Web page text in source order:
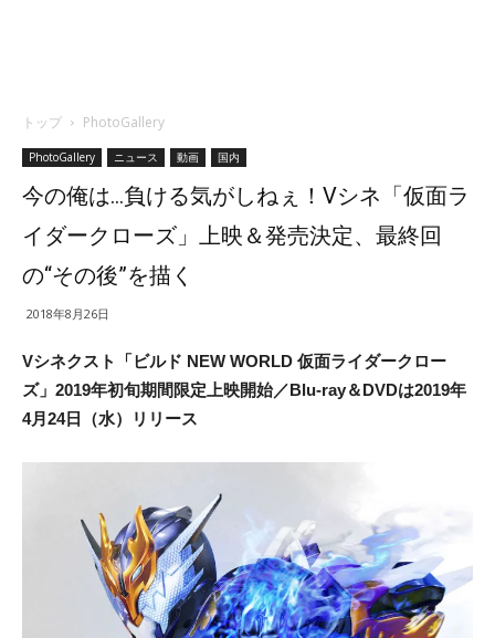
トップ PhotoGallery
PhotoGallery ニュース 動画 国内
今の俺は…負ける気がしねぇ！Vシネ「仮面ラ
イダークローズ」上映＆発売決定、最終回
の“その後”を描く
2018年8月26日
Vシネクスト「ビルド NEW WORLD 仮面ライダークロー
ズ」2019年初旬期間限定上映開始／Blu-ray＆DVDは2019年
4月24日（水）リリース